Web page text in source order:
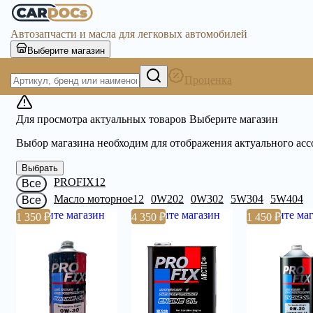
Автозапчасти и масла для легковых автомобилей
Выберите магазин
Проценка
Для просмотра актуальных товаров Выберите магазин
Выбор магазина необходим для отображения актуального
Выбрать
Все PROFIX12
Все
Масло моторное12 0W202 0W302 5W304 5W404
Выберите магазин
1 350 ₽ Выберите магазин
4 350 ₽ Выберите
1 450 ₽